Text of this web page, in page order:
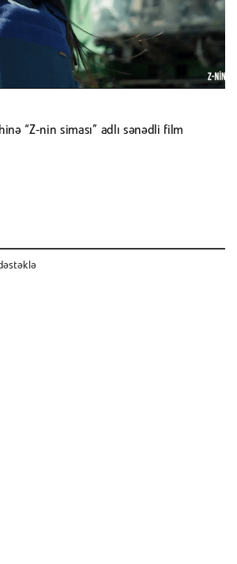
“Z-nin siması” adlı sənədli film